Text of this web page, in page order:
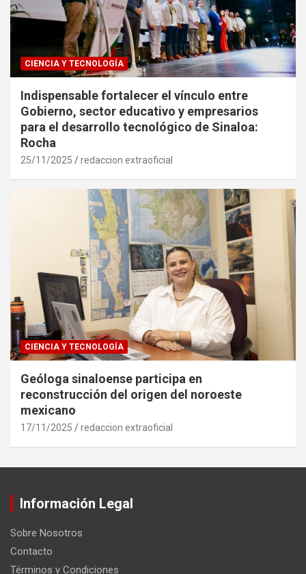
CIENCIA Y TECNOLOGÍA
Indispensable fortalecer el vínculo entre
Gobierno, sector educativo y empresarios
para el desarrollo tecnológico de Sinaloa:
Rocha
25/11/2025 redaccion extraoficial
CIENCIA Y TECNOLOGÍA
Geóloga sinaloense participa en
reconstrucción del origen del noroeste
mexicano
17/11/2025 redaccion extraoficial
Información Legal
Sobre Nosotros
Contacto
Términos y Condiciones